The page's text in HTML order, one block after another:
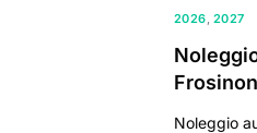
2026 2027
Noleggio